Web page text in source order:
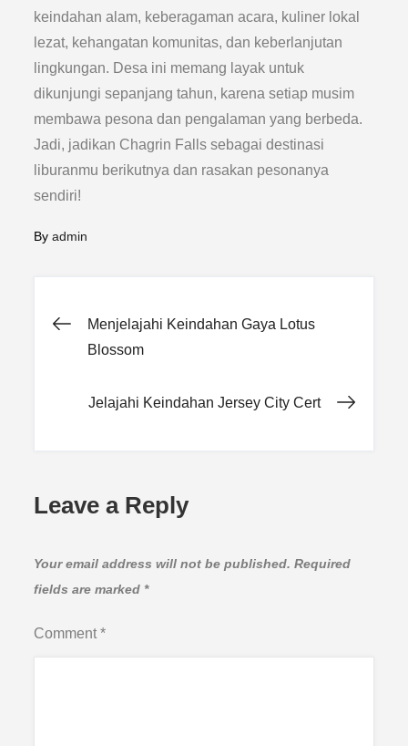
keindahan alam, keberagaman acara, kuliner lokal
lezat, kehangatan komunitas, dan keberlanjutan
lingkungan. Desa ini memang layak untuk
dikunjungi sepanjang tahun, karena setiap musim
membawa pesona dan pengalaman yang berbeda.
Jadi, jadikan Chagrin Falls sebagai destinasi
liburanmu berikutnya dan rasakan pesonanya
sendiri!
Byadmin
Post
Menjelajahi Keindahan Gaya Lotus
Blossom
Jelajahi Keindahan Jersey City Cert
Leave a Reply
Your email address will not be published. Required
fields are marked *
Comment*